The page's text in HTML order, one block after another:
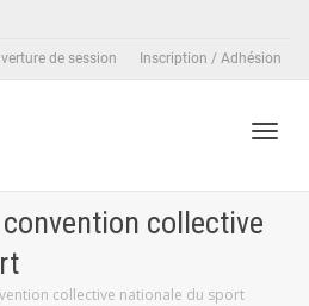
de session Inscription / Adhésion
collective
collective nationale du sport